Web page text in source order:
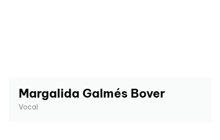
Margalida Galmés Bover
Vocal